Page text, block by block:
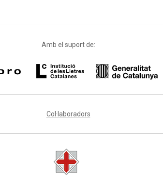
Amb el suport de:
Col·laboradors